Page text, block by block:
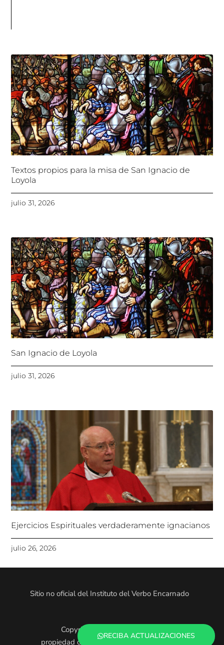
Textos propios para la misa de San Ignacio de
Loyola
julio 31, 2026
San Ignacio de Loyola
julio 31, 2026
Ejercicios Espirituales verdaderamente ignacianos
julio 26, 2026
RECIBA ACTUALIZACIONES
Sitio no oficial del Instituto del Verbo Encarnado
Copyright © 2025. Todo el contenido es
propiedad de los administradores de este sitio